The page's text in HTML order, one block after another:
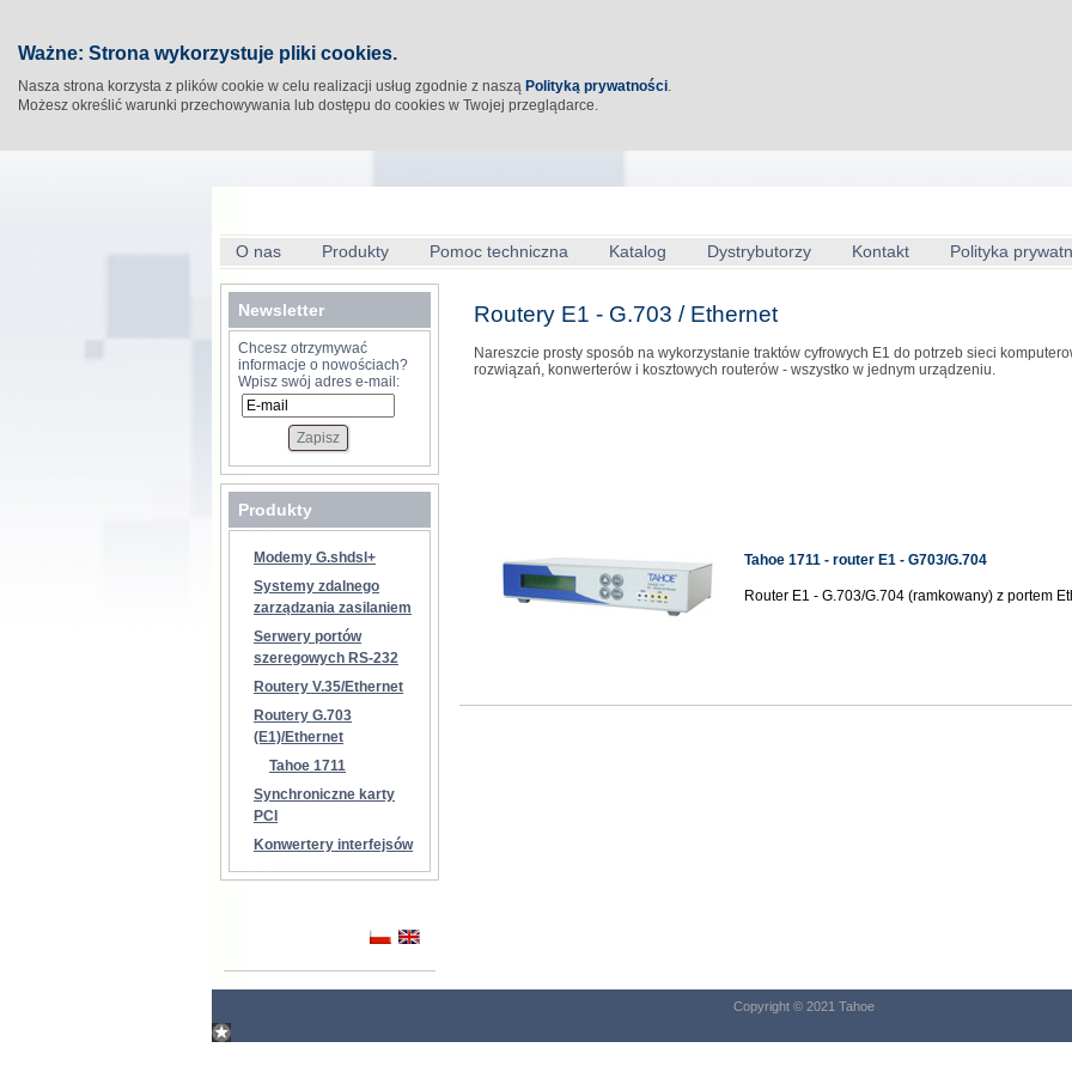
Ważne: Strona wykorzystuje pliki cookies.
Nasza strona korzysta z plików cookie w celu realizacji usług zgodnie z naszą Polityką prywatności.
Możesz określić warunki przechowywania lub dostępu do cookies w Twojej przeglądarce.
O nas Produkty Pomoc techniczna Katalog Dystrybutorzy Kontakt Polityka
Newsletter
Chcesz otrzymywać
informacje o nowościach?
Wpisz swój adres e-mail:
Produkty
Modemy G.shdsl+
Systemy zdalnego
zarządzania zasilaniem
Serwery portów
szeregowych RS-232
Routery V.35/Ethernet
Routery G.703
(E1)/Ethernet
Tahoe 1711
Synchroniczne karty
PCI
Konwertery interfejsów
Routery E1 - G.703 / Ethernet
Nareszcie prosty sposób na wykorzystanie traktów cyfrowych E1 do potrzeb sieci
rozwiązań, konwerterów i kosztowych routerów - wszystko w jednym urządzeniu.
Tahoe 1711 - router E1 - G703/G.704
Router E1 - G.703/G.704 (ramkowany) z portem
Copyright © 2021 Tahoe